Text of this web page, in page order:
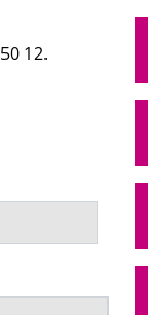
12.